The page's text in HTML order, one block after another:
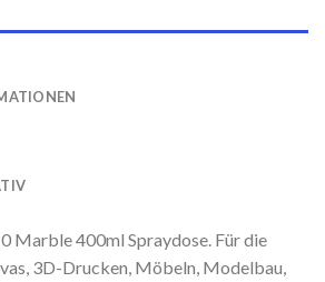
Marble 400ml Spraydose. Für die
3D-Drucken, Möbeln, Modelbau,